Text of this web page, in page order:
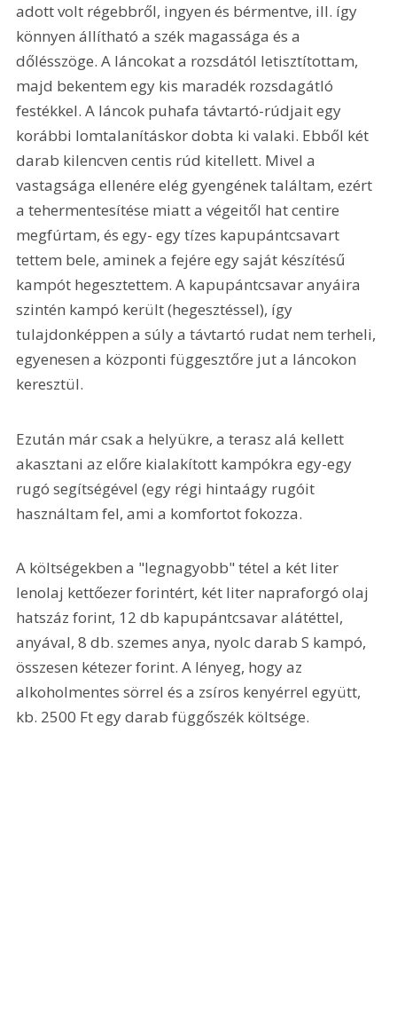
adott volt régebbről, ingyen és bérmentve, ill. így
könnyen állítható a szék magassága és a
dőlésszöge. A láncokat a rozsdától letisztítottam,
majd bekentem egy kis maradék rozsdagátló
festékkel. A láncok puhafa távtartó-rúdjait egy
korábbi lomtalanításkor dobta ki valaki. Ebből két
darab kilencven centis rúd kitellett. Mivel a
vastagsága ellenére elég gyengének találtam, ezért
a tehermentesítése miatt a végeitől hat centire
megfúrtam, és egy- egy tízes kapupántcsavart
tettem bele, aminek a fejére egy saját készítésű
kampót hegesztettem. A kapupántcsavar anyáira
szintén kampó került (hegesztéssel), így
tulajdonképpen a súly a távtartó rudat nem terheli,
egyenesen a központi függesztőre jut a láncokon
keresztül.
Ezután már csak a helyükre, a terasz alá kellett
akasztani az előre kialakított kampókra egy-egy
rugó segítségével (egy régi hintaágy rugóit
használtam fel, ami a komfortot fokozza.
A költségekben a "legnagyobb" tétel a két liter
lenolaj kettőezer forintért, két liter napraforgó olaj
hatszáz forint, 12 db kapupántcsavar alátéttel,
anyával, 8 db. szemes anya, nyolc darab S kampó,
összesen kétezer forint. A lényeg, hogy az
alkoholmentes sörrel és a zsíros kenyérrel együtt,
kb. 2500 Ft egy darab függőszék költsége.